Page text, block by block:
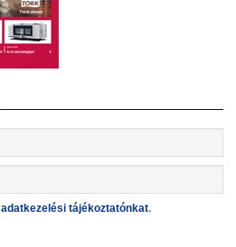
adatkezelési tájékoztatónkat.